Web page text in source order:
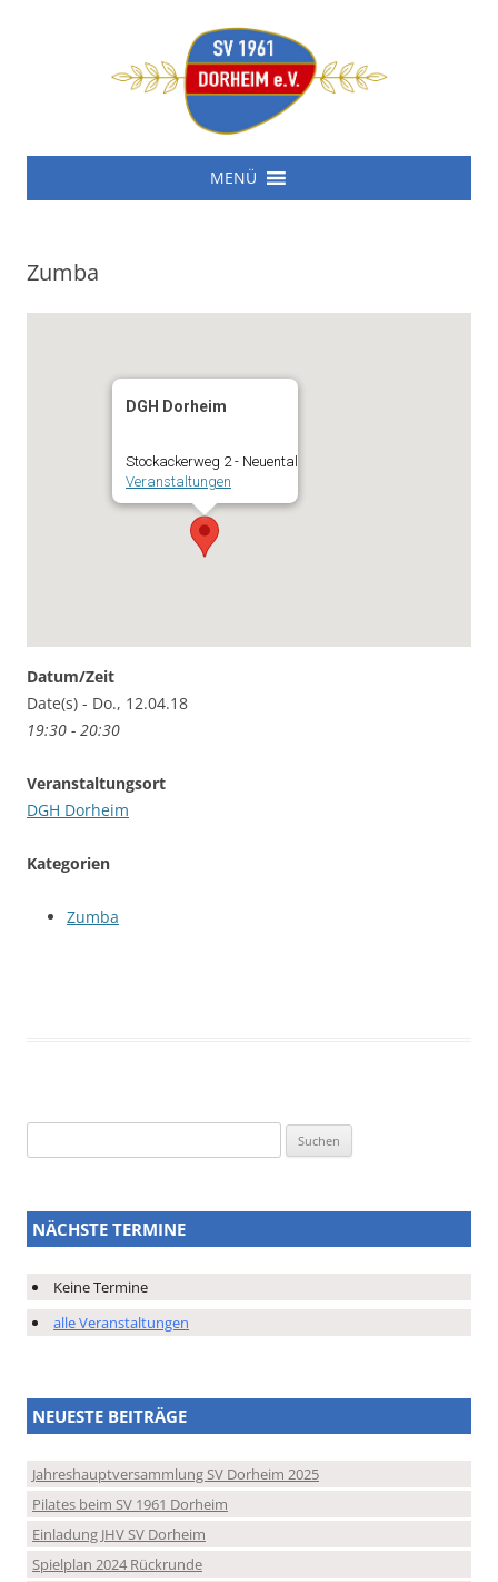
SV 1961 Dorheim e.V.
Zum
MENÜ
Zumba
DGH Dorheim
Stockackerweg 2 - Neuental
Veranstaltungen
Datum/Zeit
Date(s) - Do., 12.04.18
19:30 - 20:30
Veranstaltungsort
DGH Dorheim
Kategorien
Zumba
nach:
NÄCHSTE TERMINE
Keine Termine
alle Veranstaltungen
NEUESTE BEITRÄGE
Jahreshauptversammlung SV Dorheim 2025
Pilates beim SV 1961 Dorheim
Einladung JHV SV Dorheim
Spielplan 2024 Rückrunde